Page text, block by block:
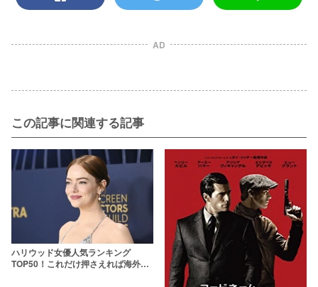
AD
この記事に関連する記事
ハリウッド女優人気ランキング
TOP50！これだけ押さえれば海外女